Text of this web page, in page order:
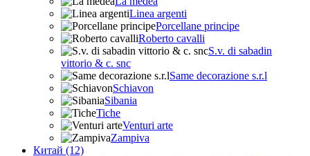
Linea argenti
Porcellane principe
Roberto cavalli
S.v. di sabadin
vittorio & c. snc
Same decorazione s.r.l
Schiavon
Sibania
Tiche
Venturi arte
Zampiva
Китай (12)